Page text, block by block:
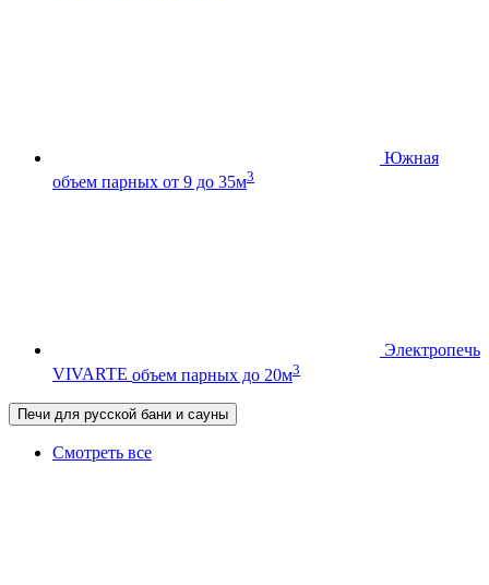
Южная
объем парных от 9 до 35м3
Электропечь
VIVARTE объем парных до 20м3
Печи для русской бани и сауны
Смотреть все